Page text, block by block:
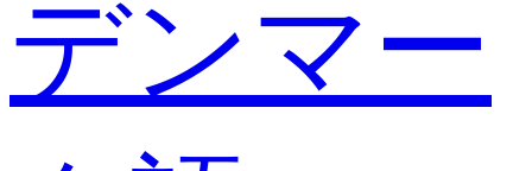
デンマー